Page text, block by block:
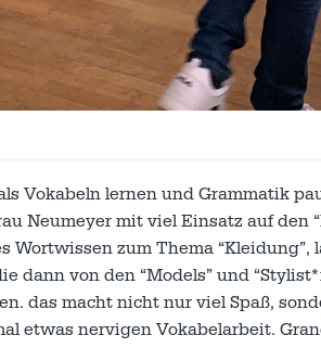
Vokabeln lernen und Grammatik
Neumeyer mit viel Einsatz auf den
Wortwissen zum Thema “Kleidung”,
dann von den “Models” und
das macht nicht nur viel Spaß,
etwas nervigen Vokabelarbeit.